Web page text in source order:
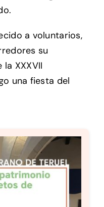
a voluntarios,
su
XXXVII
una fiesta del